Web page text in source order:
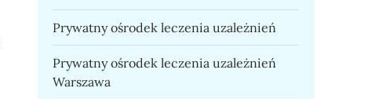
Prywatny ośrodek leczenia uzależnień
Prywatny ośrodek leczenia uzależnień
Warszawa